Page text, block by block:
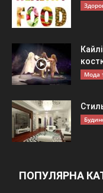
Мода
ПОПУЛЯРНА